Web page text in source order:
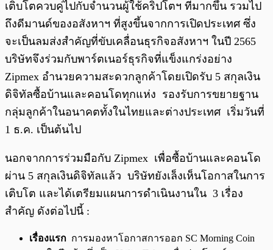
เติบโตควบคู่ไปกับจำนวนผู้ใช้คริปโตฯ ที่มากขึ้น รวมไป
ถึงดีมานด์ของอสังหาฯ ที่สูงขึ้นจากการเปิดประเทศ ซึ่ง
จะเป็นลมส่งสำคัญที่ขับเคลื่อนธุรกิจอสังหาฯ ในปี 2565
บริษัทจึงร่วมกับพาร์ตเนอร์ธุรกิจที่แข็งแกร่งอย่าง
Zipmex อำนวยความสะดวกลูกค้าโดยเปิดรับ 5 สกุลเงิน
ดิจิทัลซื้อบ้านและคอนโดทุกแห่ง รองรับการขยายฐาน
กลุ่มลูกค้าในอนาคตทั้งในไทยและต่างประเทศ เริ่มวันที่
1 ธ.ค. เป็นต้นไป
นอกจากการร่วมมือกับ Zipmex เพื่อซื้อบ้านและคอนโด
ผ่าน 5 สกุลเงินดิจิทัลแล้ว บริษัทยังเล็งเห็นโอกาสในการ
เติบโต และได้เตรียมแผนการดำเนินงานใน 3 เรื่อง
สำคัญ ดังต่อไปนี้ :
เรื่องแรก การมองหาโอกาสการออก SC Morning Coin